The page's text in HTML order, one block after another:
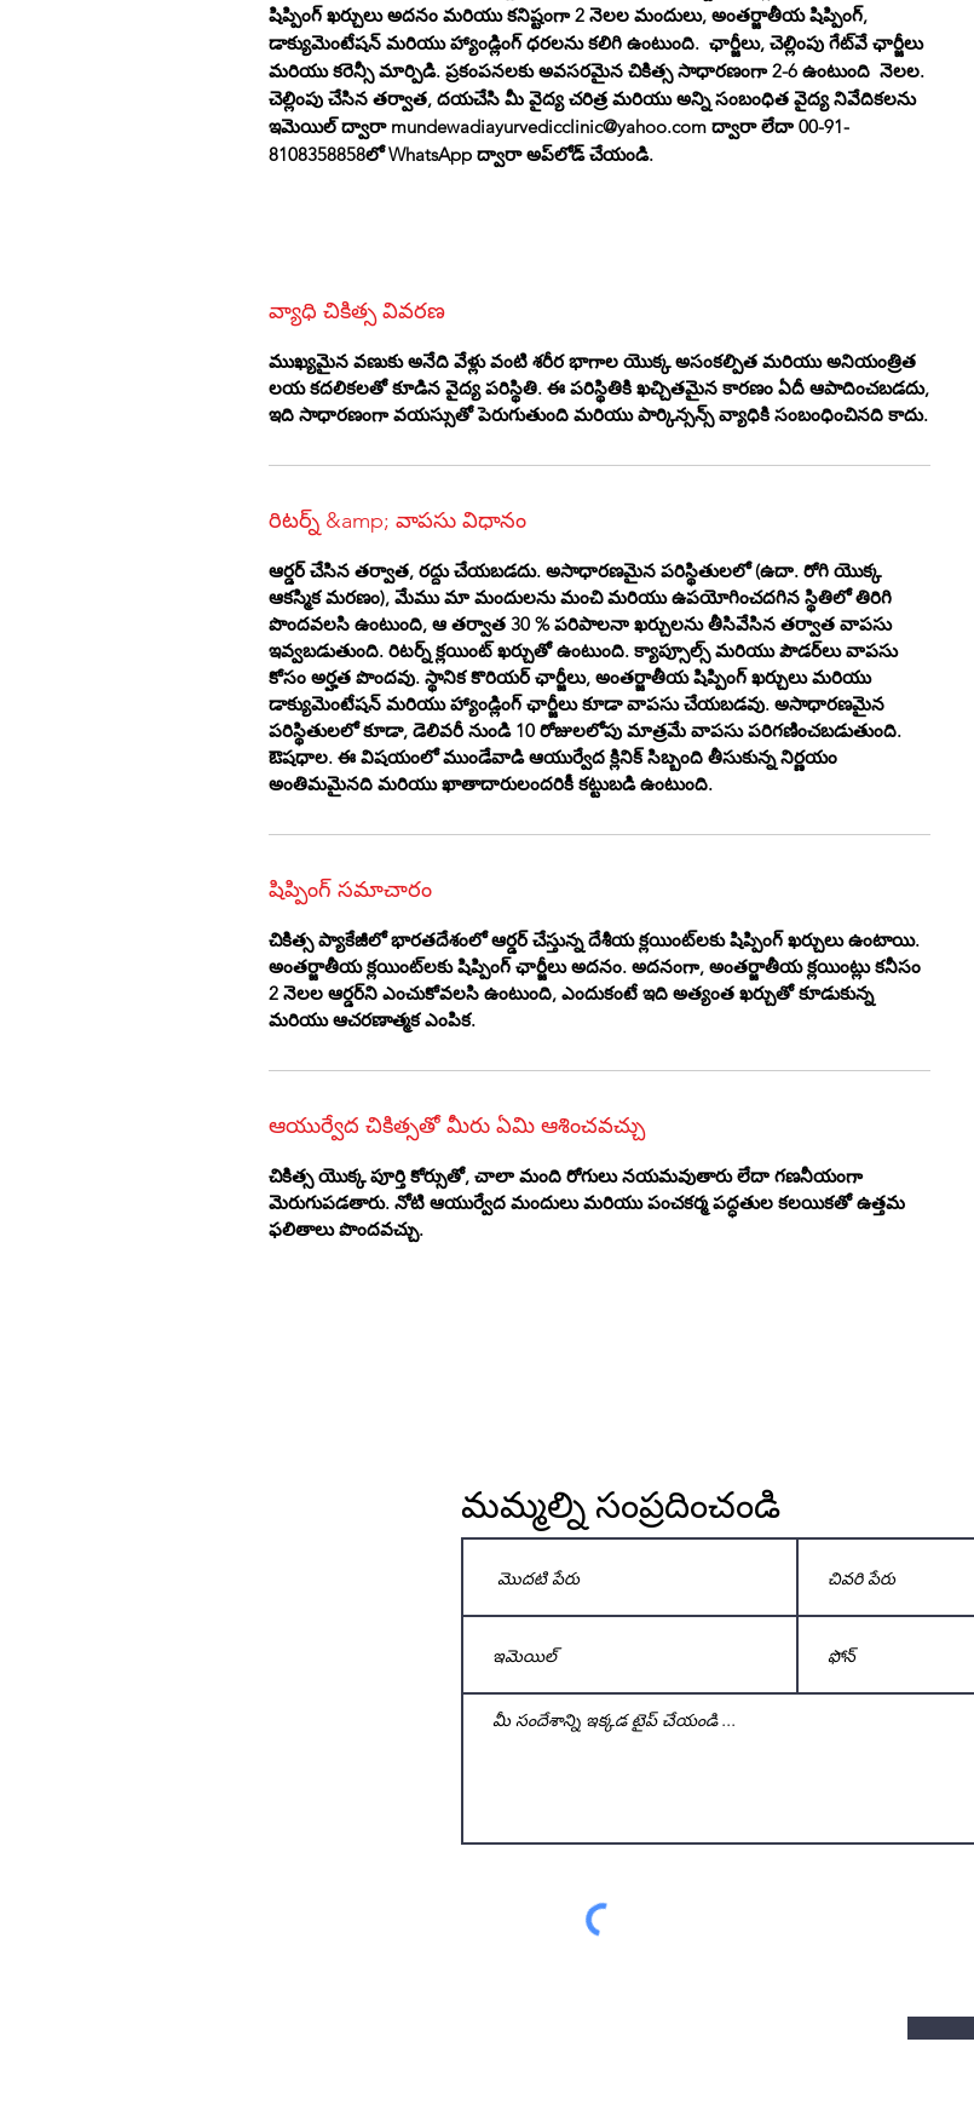
షిప్పింగ్ ఖర్చులు అదనం మరియు కనిష్టంగా 2 నెలల మందులు, అంతర్జాతీయ షిప్పింగ్,
డాక్యుమెంటేషన్ మరియు హ్యాండ్లింగ్ ధరలను కలిగి ఉంటుంది. ఛార్జీలు, చెల్లింపు గేట్‌వే ఛార్జీలు
మరియు కరెన్సీ మార్పిడి. ప్రకంపనలకు అవసరమైన చికిత్స సాధారణంగా 2-6 ఉంటుంది నెలల.
చెల్లింపు చేసిన తర్వాత, దయచేసి మీ వైద్య చరిత్ర మరియు అన్ని సంబంధిత వైద్య నివేదికలను
ఇమెయిల్ ద్వారా mundewadiayurvedicclinic@yahoo.com ద్వారా లేదా 00-91-
8108358858లో WhatsApp ద్వారా అప్‌లోడ్ చేయండి.
వ్యాధి చికిత్స వివరణ
ముఖ్యమైన వణుకు అనేది వేళ్లు వంటి శరీర భాగాల యొక్క అసంకల్పిత మరియు అనియంత్రిత
లయ కదలికలతో కూడిన వైద్య పరిస్థితి. ఈ పరిస్థితికి ఖచ్చితమైన కారణం ఏదీ ఆపాదించబడదు,
ఇది సాధారణంగా వయస్సుతో పెరుగుతుంది మరియు పార్కిన్సన్స్ వ్యాధికి సంబంధించినది కాదు.
రిటర్న్ &amp; వాపసు విధానం
ఆర్డర్ చేసిన తర్వాత, రద్దు చేయబడదు. అసాధారణమైన పరిస్థితులలో (ఉదా. రోగి యొక్క
ఆకస్మిక మరణం), మేము మా మందులను మంచి మరియు ఉపయోగించదగిన స్థితిలో తిరిగి
పొందవలసి ఉంటుంది, ఆ తర్వాత 30 % పరిపాలనా ఖర్చులను తీసివేసిన తర్వాత వాపసు
ఇవ్వబడుతుంది. రిటర్న్ క్లయింట్ ఖర్చుతో ఉంటుంది. క్యాప్సూల్స్ మరియు పౌడర్‌లు వాపసు
కోసం అర్హత పొందవు. స్థానిక కొరియర్ ఛార్జీలు, అంతర్జాతీయ షిప్పింగ్ ఖర్చులు మరియు
డాక్యుమెంటేషన్ మరియు హ్యాండ్లింగ్ ఛార్జీలు కూడా వాపసు చేయబడవు. అసాధారణమైన
పరిస్థితులలో కూడా, డెలివరీ నుండి 10 రోజులలోపు మాత్రమే వాపసు పరిగణించబడుతుంది.
ఔషధాల. ఈ విషయంలో ముండేవాడి ఆయుర్వేద క్లినిక్ సిబ్బంది తీసుకున్న నిర్ణయం
అంతిమమైనది మరియు ఖాతాదారులందరికీ కట్టుబడి ఉంటుంది.
షిప్పింగ్ సమాచారం
చికిత్స ప్యాకేజీలో భారతదేశంలో ఆర్డర్ చేస్తున్న దేశీయ క్లయింట్‌లకు షిప్పింగ్ ఖర్చులు ఉంటాయి.
అంతర్జాతీయ క్లయింట్‌లకు షిప్పింగ్ ఛార్జీలు అదనం. అదనంగా, అంతర్జాతీయ క్లయింట్లు కనీసం
2 నెలల ఆర్డర్‌ని ఎంచుకోవలసి ఉంటుంది, ఎందుకంటే ఇది అత్యంత ఖర్చుతో కూడుకున్న
మరియు ఆచరణాత్మక ఎంపిక.
ఆయుర్వేద చికిత్సతో మీరు ఏమి ఆశించవచ్చు
చికిత్స యొక్క పూర్తి కోర్సుతో, చాలా మంది రోగులు నయమవుతారు లేదా గణనీయంగా
మెరుగుపడతారు. నోటి ఆయుర్వేద మందులు మరియు పంచకర్మ పద్ధతుల కలయికతో ఉత్తమ
ఫలితాలు పొందవచ్చు.
మమ్మల్ని సంప్రదించండి